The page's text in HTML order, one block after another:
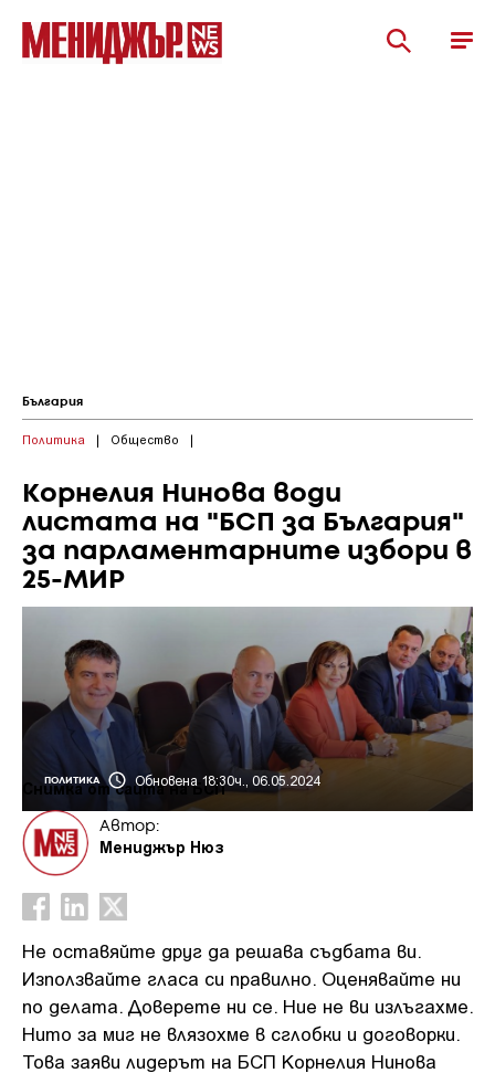
България
Политика | Общество |
Корнелия Нинова води
листата на "БСП за България"
за парламентарните избори в
25-МИР
ПОЛИТИКА Обновена 18:30ч., 06.05.2024
Снимка от сайта на БСП
Автор:
Мениджър Нюз
Не оставяйте друг да решава съдбата ви.
Използвайте гласа си правилно. Оценявайте ни
по делата. Доверете ни се. Ние не ви излъгахме.
Нито за миг не влязохме в сглобки и договорки.
Това заяви лидерът на БСП Корнелия Нинова